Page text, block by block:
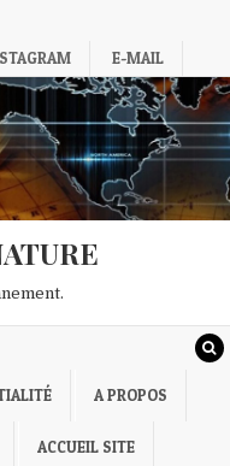
E-MAIL
A PROPOS
ACCUEIL SITE